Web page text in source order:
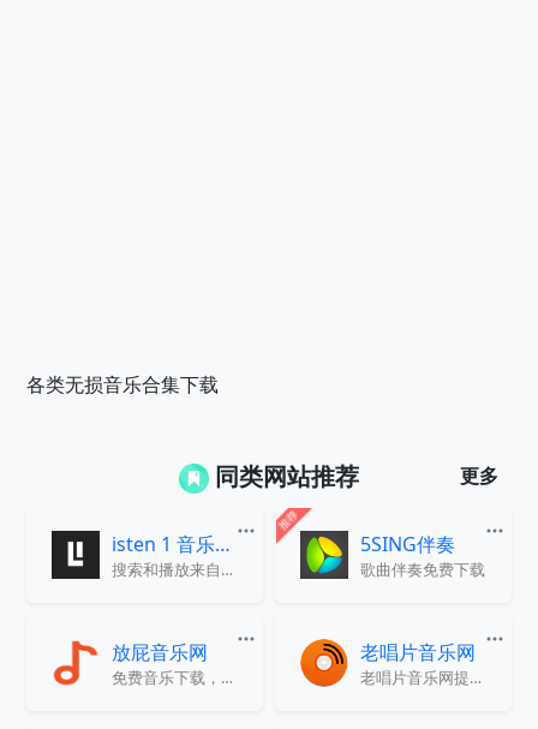
各类无损音乐合集下载
同类网站推荐 更多
isten 1 音乐播放器
搜索和播放来自各大音乐网站的歌曲
5SING伴奏
歌曲伴奏免费下载
放屁音乐网
免费音乐下载，资源全
老唱片音乐网
老唱片音乐网提供免费听歌，免费下载无损音乐。